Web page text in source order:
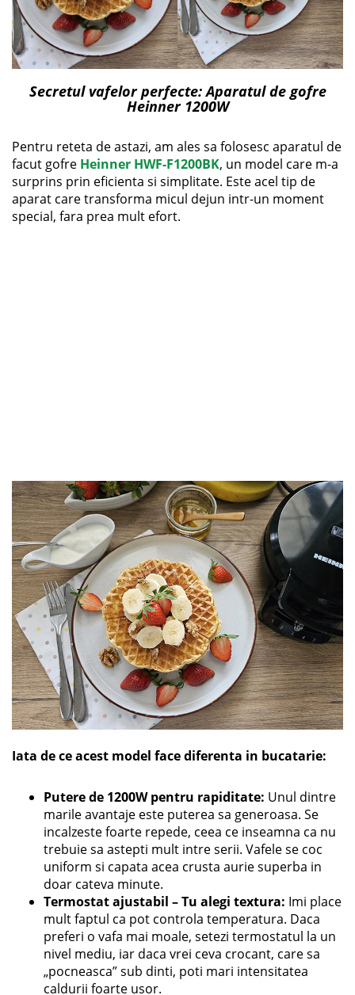
Secretul vafelor perfecte: Aparatul de gofre
Heinner 1200W
​Pentru reteta de astazi, am ales sa folosesc aparatul de
facut gofre Heinner HWF-F1200BK, un model care m-a
surprins prin eficienta si simplitate. Este acel tip de
aparat care transforma micul dejun intr-un moment
special, fara prea mult efort.
Iata de ce acest model face diferenta in bucatarie:
Putere de 1200W pentru rapiditate: Unul dintre
marile avantaje este puterea sa generoasa. Se
incalzeste foarte repede, ceea ce inseamna ca nu
trebuie sa astepti mult intre serii. Vafele se coc
uniform si capata acea crusta aurie superba in
doar cateva minute.
Termostat ajustabil – Tu alegi textura: Imi place
mult faptul ca pot controla temperatura. Daca
preferi o vafa mai moale, setezi termostatul la un
nivel mediu, iar daca vrei ceva crocant, care sa
„pocneasca” sub dinti, poti mari intensitatea
caldurii foarte usor.